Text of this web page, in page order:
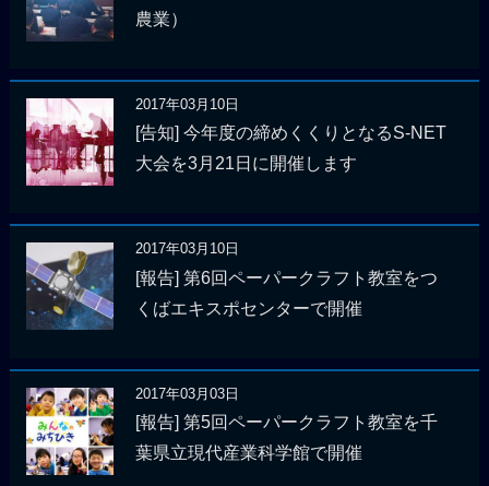
農業）
2017年03月10日
[告知] 今年度の締めくくりとなるS-NET
大会を3月21日に開催します
2017年03月10日
[報告] 第6回ペーパークラフト教室をつ
くばエキスポセンターで開催
2017年03月03日
[報告] 第5回ペーパークラフト教室を千
葉県立現代産業科学館で開催